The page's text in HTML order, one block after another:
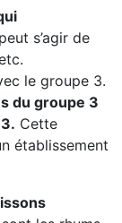
s’agir de
le groupe 3.
du groupe 3
Cette
établissement